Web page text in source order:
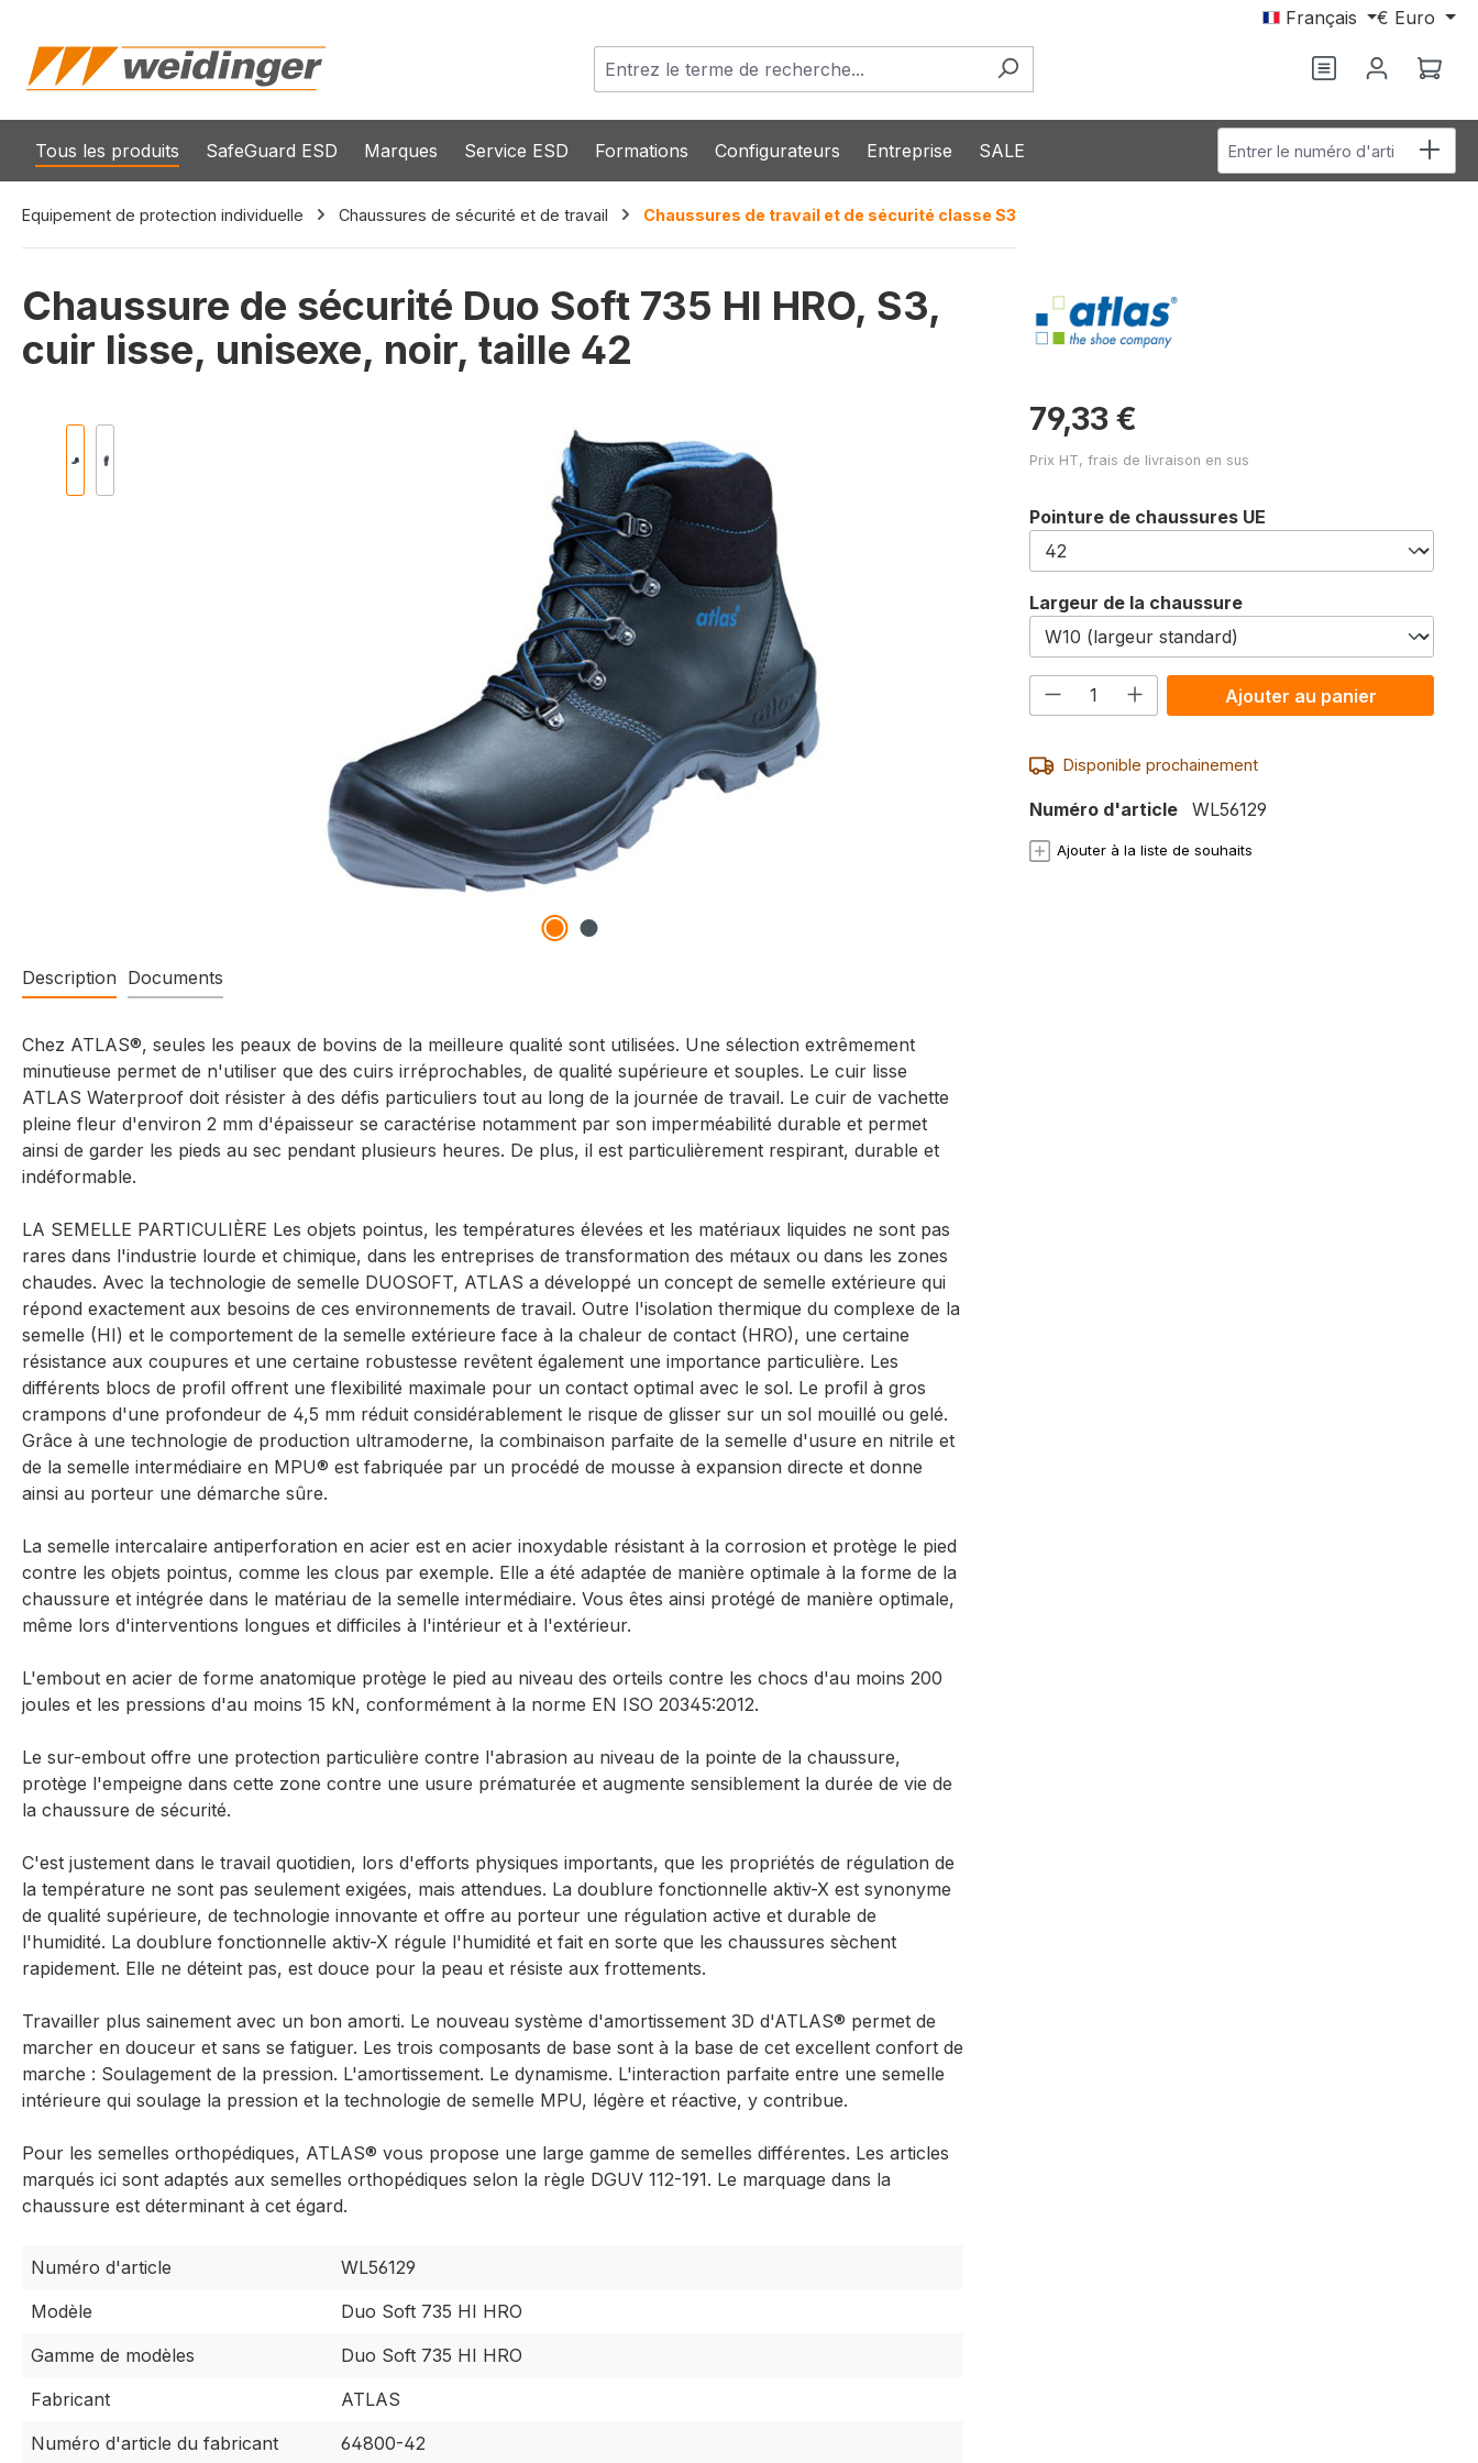
Français € Euro
Vous avez 0Le
Tous les produits SafeGuard ESD Marques Service ESD Formations Configurateurs Entreprise SALE Entrer le numéro d'article
Equipement de protection individuelle Chaussures de sécurité et de travail Chaussures de travail et de sécurité classe S3
Chaussure de sécurité Duo Soft 735 HI HRO, S3,
cuir lisse, unisexe, noir, taille 42
Description Documents
Chez ATLAS®, seules les peaux de bovins de la meilleure qualité sont utilisées. Une sélection extrêmement
minutieuse permet de n'utiliser que des cuirs irréprochables, de qualité supérieure et souples. Le cuir lisse
ATLAS Waterproof doit résister à des défis particuliers tout au long de la journée de travail. Le cuir de vachette
pleine fleur d'environ 2 mm d'épaisseur se caractérise notamment par son imperméabilité durable et permet
ainsi de garder les pieds au sec pendant plusieurs heures. De plus, il est particulièrement respirant, durable et
indéformable.
LA SEMELLE PARTICULIÈRE Les objets pointus, les températures élevées et les matériaux liquides ne sont pas
rares dans l'industrie lourde et chimique, dans les entreprises de transformation des métaux ou dans les zones
chaudes. Avec la technologie de semelle DUOSOFT, ATLAS a développé un concept de semelle extérieure qui
répond exactement aux besoins de ces environnements de travail. Outre l'isolation thermique du complexe de la
semelle (HI) et le comportement de la semelle extérieure face à la chaleur de contact (HRO), une certaine
résistance aux coupures et une certaine robustesse revêtent également une importance particulière. Les
différents blocs de profil offrent une flexibilité maximale pour un contact optimal avec le sol. Le profil à gros
crampons d'une profondeur de 4,5 mm réduit considérablement le risque de glisser sur un sol mouillé ou gelé.
Grâce à une technologie de production ultramoderne, la combinaison parfaite de la semelle d'usure en nitrile et
de la semelle intermédiaire en MPU® est fabriquée par un procédé de mousse à expansion directe et donne
ainsi au porteur une démarche sûre.
La semelle intercalaire antiperforation en acier est en acier inoxydable résistant à la corrosion et protège le pied
contre les objets pointus, comme les clous par exemple. Elle a été adaptée de manière optimale à la forme de la
chaussure et intégrée dans le matériau de la semelle intermédiaire. Vous êtes ainsi protégé de manière optimale,
même lors d'interventions longues et difficiles à l'intérieur et à l'extérieur.
L'embout en acier de forme anatomique protège le pied au niveau des orteils contre les chocs d'au moins 200
joules et les pressions d'au moins 15 kN, conformément à la norme EN ISO 20345:2012.
Le sur-embout offre une protection particulière contre l'abrasion au niveau de la pointe de la chaussure,
protège l'empeigne dans cette zone contre une usure prématurée et augmente sensiblement la durée de vie de
la chaussure de sécurité.
C'est justement dans le travail quotidien, lors d'efforts physiques importants, que les propriétés de régulation de
la température ne sont pas seulement exigées, mais attendues. La doublure fonctionnelle aktiv-X est synonyme
de qualité supérieure, de technologie innovante et offre au porteur une régulation active et durable de
l'humidité. La doublure fonctionnelle aktiv-X régule l'humidité et fait en sorte que les chaussures sèchent
rapidement. Elle ne déteint pas, est douce pour la peau et résiste aux frottements.
Travailler plus sainement avec un bon amorti. Le nouveau système d'amortissement 3D d'ATLAS® permet de
marcher en douceur et sans se fatiguer. Les trois composants de base sont à la base de cet excellent confort de
marche : Soulagement de la pression. L'amortissement. Le dynamisme. L'interaction parfaite entre une semelle
intérieure qui soulage la pression et la technologie de semelle MPU, légère et réactive, y contribue.
Pour les semelles orthopédiques, ATLAS® vous propose une large gamme de semelles différentes. Les articles
marqués ici sont adaptés aux semelles orthopédiques selon la règle DGUV 112-191. Le marquage dans la
chaussure est déterminant à cet égard.
Numéro d'article
WL56129
Modèle
Duo Soft 735 HI HRO
Gamme de modèles
Duo Soft 735 HI HRO
Fabricant
ATLAS
Numéro d'article du fabricant
64800-42
79,33 €
Prix HT, frais de livraison en sus
Sélectionnez
Pointure de chaussures UE
Sélectionnez
Largeur de la chaussure
Quantité de produit : Entrez la
Ajouter au panier
Disponible prochainement
Numéro d'article WL56129
Ajouter à la liste de souhaits